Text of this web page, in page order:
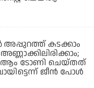
അപ്പുറത്ത് കടക്കാം
ടോണി ചെയ്തത്
ജീന്‍ പോള്‍